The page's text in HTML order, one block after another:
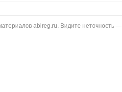
abireg.ru. Видите неточность —